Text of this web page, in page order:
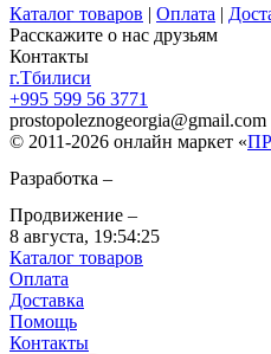
Каталог товаров | Оплата |
Расскажите о нас друзьям
Контакты
г.Тбилиси
+995 599 56 3771
prostopoleznogeorgia@gmail.com
© 2011-2026 онлайн маркет «
Разработка –
Продвижение –
8 августа, 19:54:25
Каталог товаров
Оплата
Доставка
Помощь
Контакты